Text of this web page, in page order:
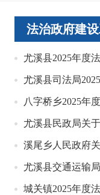
法治政府建
尤溪县2025年度
尤溪县司法局
八字桥乡2025年
城关镇2025年度